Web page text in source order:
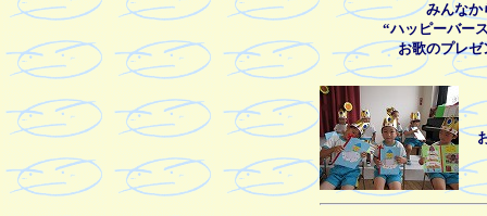
みんなか
“ハッピーバー
お歌のプレ